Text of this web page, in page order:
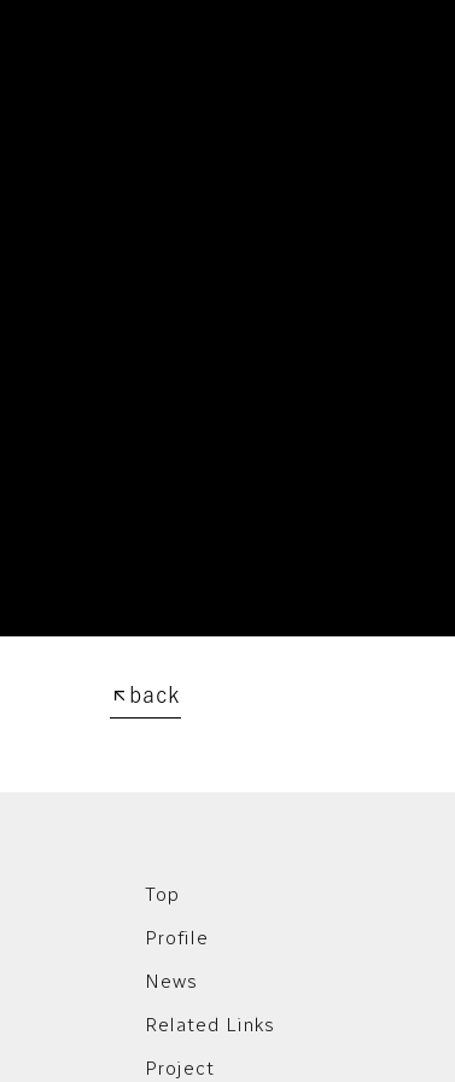
back
Top
Profile
News
Related Links
Project